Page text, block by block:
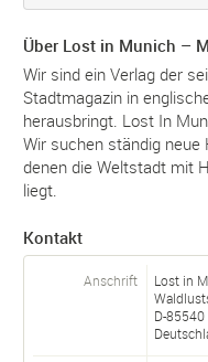
Über Lost in Munich –
Wir sind ein Verlag der
Stadtmagazin in
herausbringt. Lost In
Wir suchen ständig
denen die Weltstadt mit
liegt.
Kontakt
Anschrift
Lost in
D-85540